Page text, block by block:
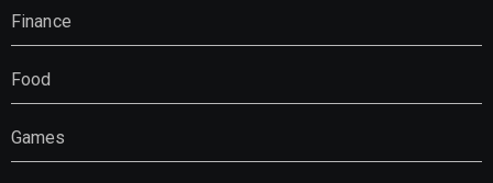
Finance
Food
Games